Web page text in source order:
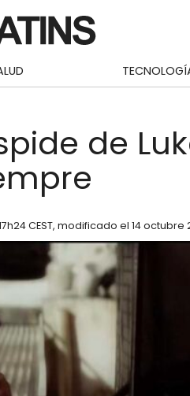
de
CEST, modificado el 14 octubre